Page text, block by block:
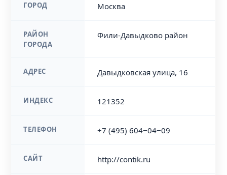
ГОРОД Москва
РАЙОН
ГОРОДА
Фили-Давыдково район
АДРЕС Давыдковская улица, 16
ИНДЕКС 121352
ТЕЛЕФОН +7 (495) 604‒04‒09
САЙТ http://contik.ru